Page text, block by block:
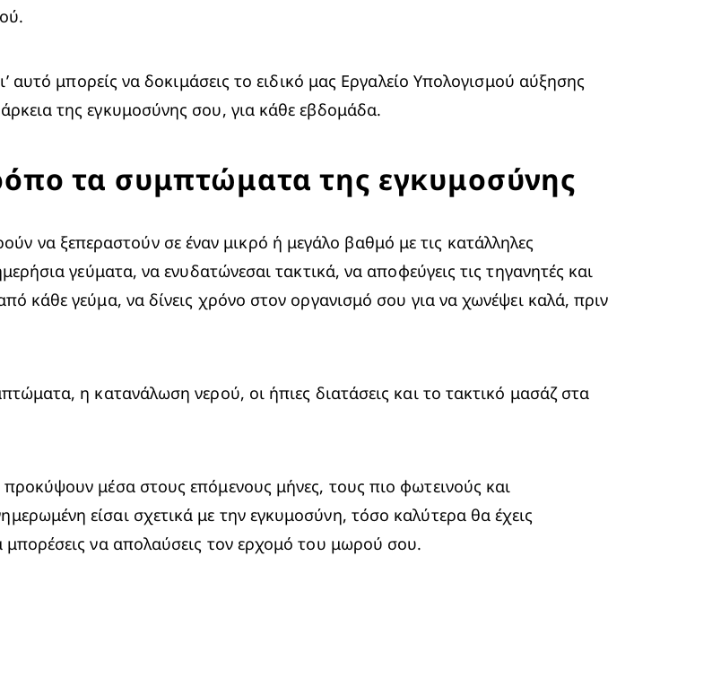
αυτό μπορείς να δοκιμάσεις το ειδικό μας Εργαλείο Υπολογισμού αύξησης
της εγκυμοσύνης σου, για κάθε εβδομάδα.
τα συμπτώματα της εγκυμοσύνης
να ξεπεραστούν σε έναν μικρό ή μεγάλο βαθμό με τις κατάλληλες
γεύματα, να ενυδατώνεσαι τακτικά, να αποφεύγεις τις τηγανητές και
κάθε γεύμα, να δίνεις χρόνο στον οργανισμό σου για να χωνέψει καλά, πριν
η κατανάλωση νερού, οι ήπιες διατάσεις και το τακτικό μασάζ στα
μέσα στους επόμενους μήνες, τους πιο φωτεινούς και
είσαι σχετικά με την εγκυμοσύνη, τόσο καλύτερα θα έχεις
μπορέσεις να απολαύσεις τον ερχομό του μωρού σου.